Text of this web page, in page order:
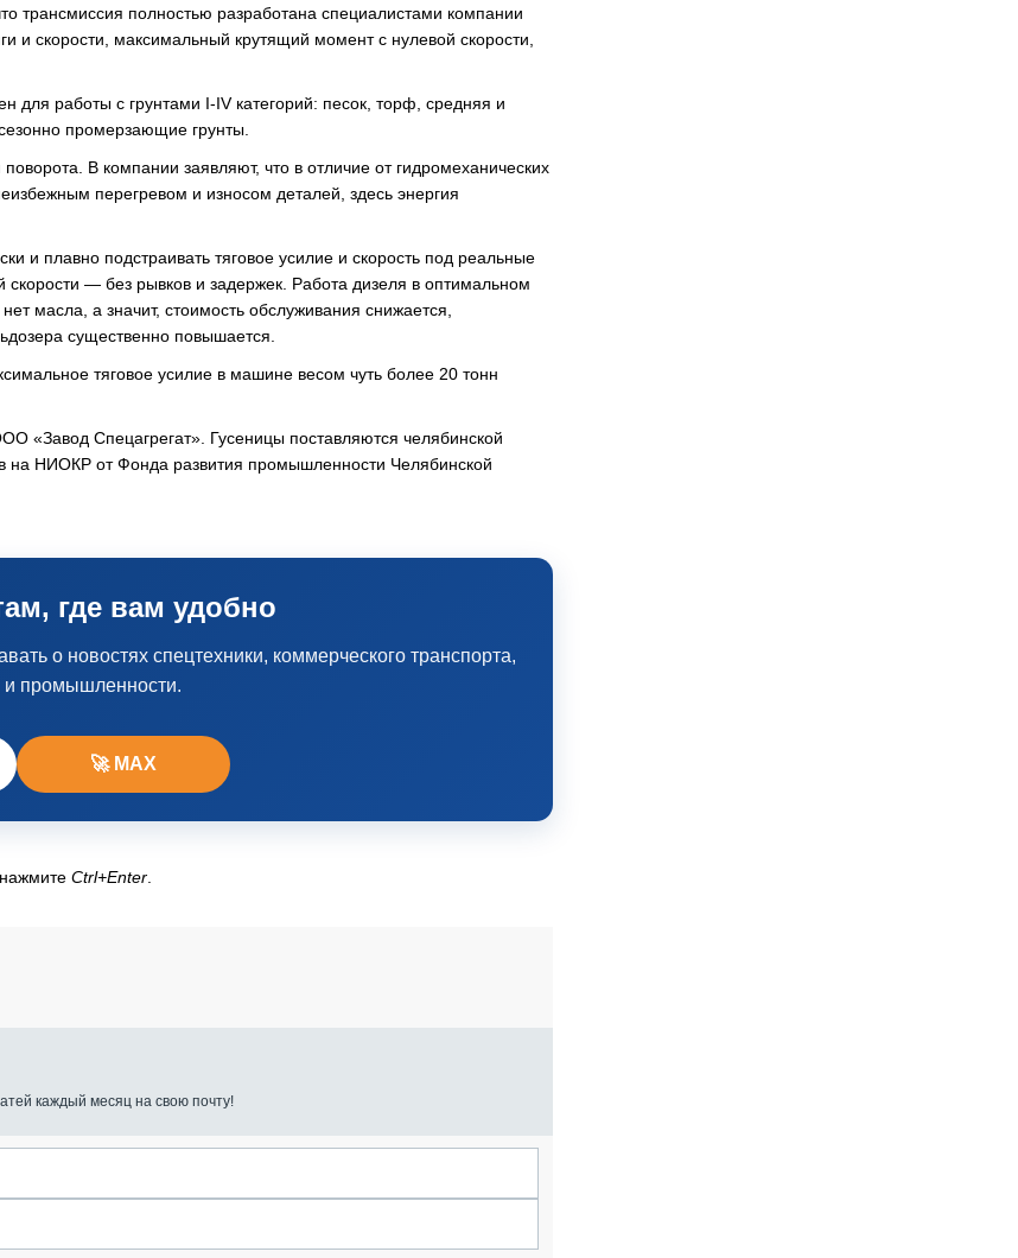
трансмиссия полностью разработана специалистами компании
и скорости, максимальный крутящий момент с нулевой скорости,
для работы с грунтами I-IV категорий: песок, торф, средняя и
промерзающие грунты.
В компании заявляют, что в отличие от гидромеханических
перегревом и износом деталей, здесь энергия
и плавно подстраивать тяговое усилие и скорость под реальные
— без рывков и задержек. Работа дизеля в оптимальном
масла, а значит, стоимость обслуживания снижается,
существенно повышается.
тяговое усилие в машине весом чуть более 20 тонн
«Завод Спецагрегат». Гусеницы поставляются челябинской
на НИОКР от Фонда развития промышленности Челябинской
где вам удобно
о новостях спецтехники, коммерческого транспорта,
и промышленности.
🚀 MAX
Ctrl+Enter
каждый месяц на свою почту!